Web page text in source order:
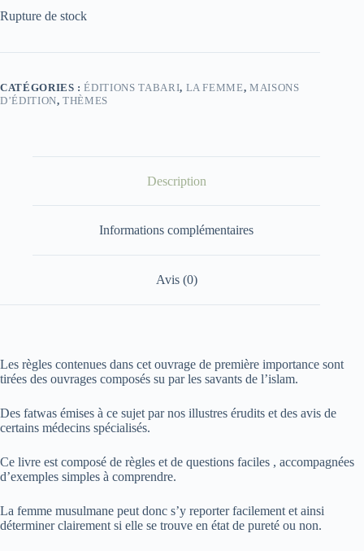
Rupture de stock
CATÉGORIES :ÉDITIONS TABARI, LA FEMME,MAISONS
D’ÉDITION,THÈMES
Description
Informations complémentaires
Avis (0)
Les règles contenues dans cet ouvrage de première importance sont
tirées des ouvrages composés su par les savants de l’islam.
Des fatwas émises à ce sujet par nos illustres érudits et des avis de
certains médecins spécialisés.
Ce livre est composé de règles et de questions faciles , accompagnées
d’exemples simples à comprendre.
La femme musulmane peut donc s’y reporter facilement et ainsi
déterminer clairement si elle se trouve en état de pureté ou non.